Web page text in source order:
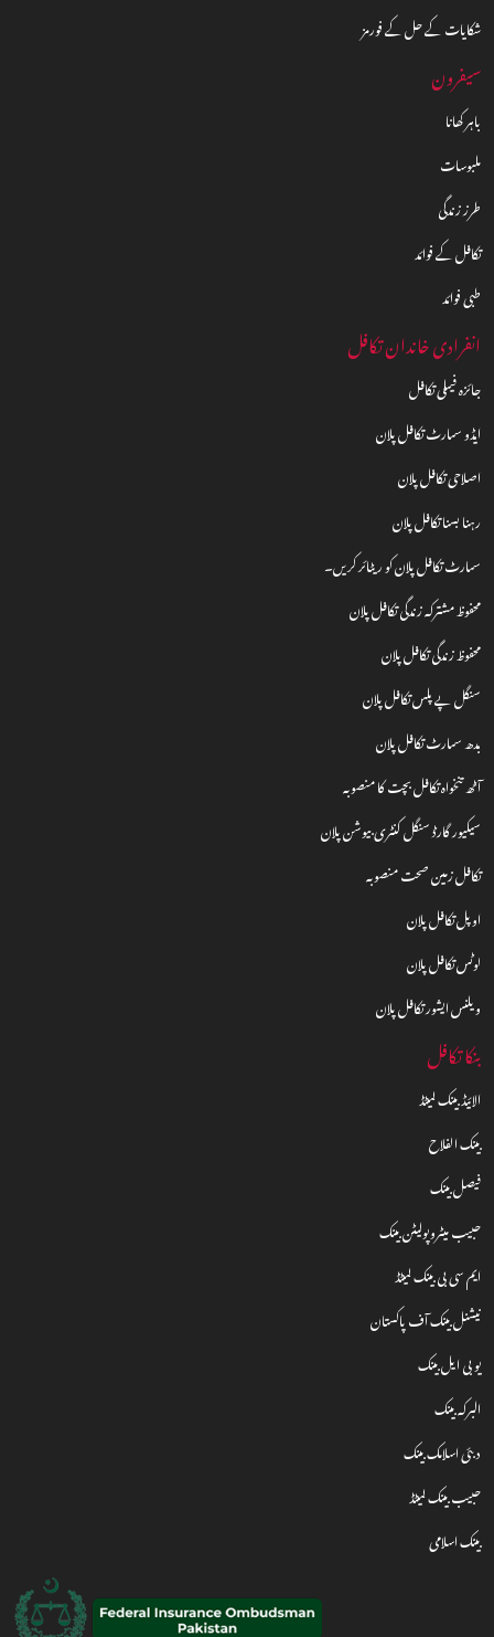
شکایات کے حل کے فورمز
سیفرون
باہر کھانا
ملبوسات
طرز زندگی
تکافل کے فوائد
طبی فوائد
انفرادی خاندان تکافل
جائزہ فیملی تکافل
ایڈو سمارٹ تکافل پلان
اصلاحی تکافل پلان
رہنا بسنا تکافل پلان
سمارٹ تکافل پلان کو ریٹائر کریں۔
محفوظ مشترکہ زندگی تکافل پلان
محفوظ زندگی تکافل پلان
سنگل پے پلس تکافل پلان
بدھ سمارٹ تکافل پلان
آٹھ تنخواہ تکافل بچت کا منصوبہ
سیکیور گارڈ سنگل کنٹری بیوشن پلان
تکافل زمین صحت منصوبہ
اوپل تکافل پلان
لوٹس تکافل پلان
ویلنس ایشور تکافل پلان
بنکا تکافل
الائیڈ بینک لمیٹڈ
بینک الفلاح
فیصل بینک
حبیب میٹروپولیٹن بینک
ایم سی بی بینک لمیٹڈ
نیشنل بینک آف پاکستان
یو بی ایل بینک
البرکہ بینک
دبئی اسلامک بینک
حبیب بینک لمیٹڈ
بینک اسلامی